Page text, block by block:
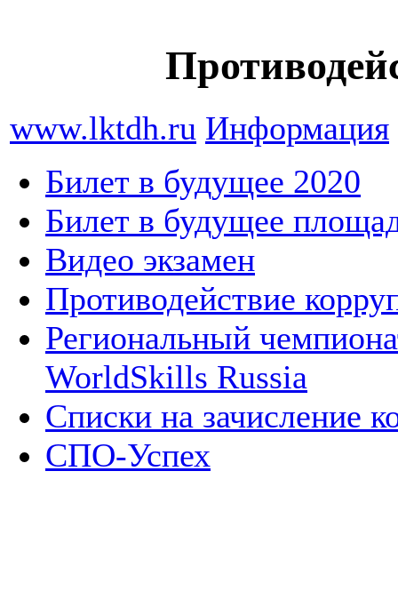
www.lktdh.ru Информация
Билет в будущее 2020
Билет в будущее
Видео экзамен
Противодействие
Региональный
WorldSkills Russia
Списки на зачисление
СПО-Успех